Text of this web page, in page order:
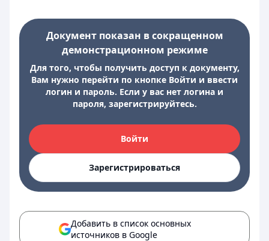
Документ показан в сокращенном
демонстрационном режиме
Для того, чтобы получить доступ к документу,
Вам нужно перейти по кнопке Войти и ввести
логин и пароль. Если у вас нет логина и
пароля, зарегистрируйтесь.
Войти
Зарегистрироваться
Добавить в список основных
источников в Google